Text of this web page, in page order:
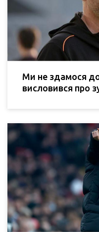
Ми не здамося
висловився про